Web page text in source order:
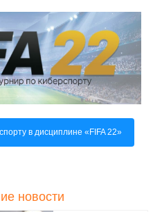
в дисциплине «FIFA 22»
новости